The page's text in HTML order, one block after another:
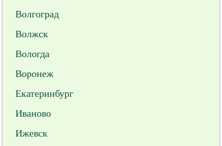
Волгоград
Волжск
Вологда
Воронеж
Екатеринбург
Иваново
Ижевск